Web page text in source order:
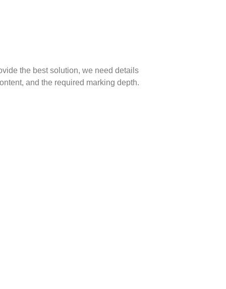
the best solution, we need details
and the required marking depth.